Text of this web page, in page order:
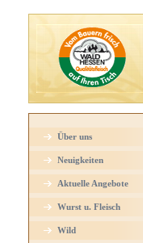
Über uns
Neuigkeiten
Aktuelle Angebote
Wurst u. Fleisch
Wild